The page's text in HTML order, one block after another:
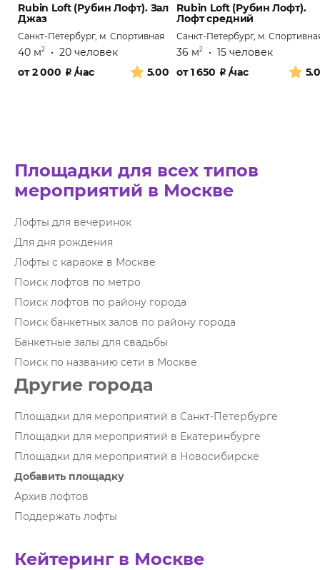
Rubin Loft (Рубин Лофт). Зал
Джаз
Санкт-Петербург, м. Спортивная
40 м2 • 20 человек
5.00
от2 000 ₽ /час
Rubin Loft (Рубин Лофт).
Лофт средний
Санкт-Петербург, м.
36 м2 • 15 человек
от1 650 ₽ /час
Площадки для всех типов
мероприятий в Москве
Лофты для вечеринок
Для дня рождения
Лофты с караоке в Москве
Поиск лофтов по метро
Поиск лофтов по району города
Поиск банкетных залов по району города
Банкетные залы для свадьбы
Поиск по названию сети в Москве
Другие города
Площадки для мероприятий в Санкт-Петербурге
Площадки для мероприятий в Екатеринбурге
Площадки для мероприятий в Новосибирске
Добавить площадку
Архив лофтов
Поддержать лофты
Кейтеринг в Москве